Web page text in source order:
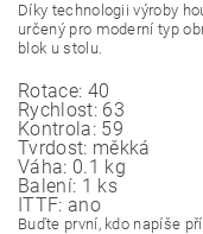
Díky technologii výroby
určený pro moderní typ
blok u stolu.
Rotace: 40
Rychlost: 63
Kontrola: 59
Tvrdost: měkká
Váha: 0.1 kg
Balení: 1 ks
ITTF: ano
Buďte první, kdo napíše